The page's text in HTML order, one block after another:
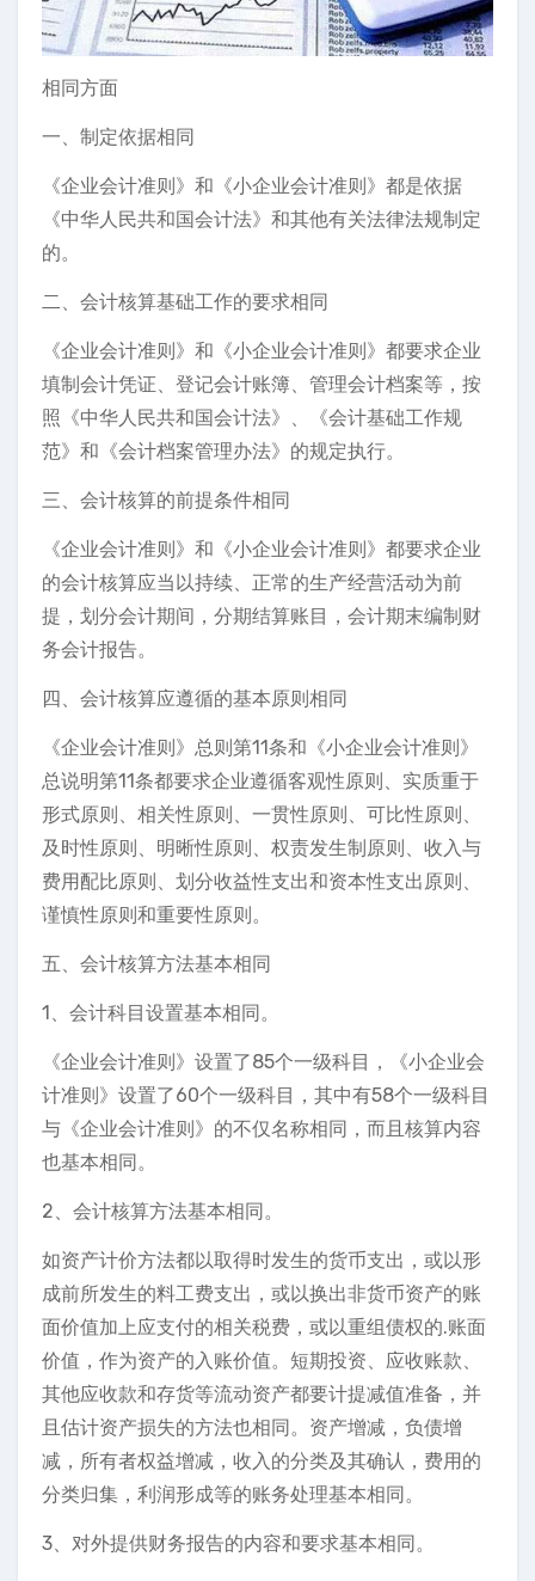
相同方面
一、制定依据相同
《企业会计准则》和《小企业会计准则》都是依据
《中华人民共和国会计法》和其他有关法律法规制定
的。
二、会计核算基础工作的要求相同
《企业会计准则》和《小企业会计准则》都要求企业
填制会计凭证、登记会计账簿、管理会计档案等，按
照《中华人民共和国会计法》、《会计基础工作规
范》和《会计档案管理办法》的规定执行。
三、会计核算的前提条件相同
《企业会计准则》和《小企业会计准则》都要求企业
的会计核算应当以持续、正常的生产经营活动为前
提，划分会计期间，分期结算账目，会计期末编制财
务会计报告。
四、会计核算应遵循的基本原则相同
《企业会计准则》总则第11条和《小企业会计准则》
总说明第11条都要求企业遵循客观性原则、实质重于
形式原则、相关性原则、一贯性原则、可比性原则、
及时性原则、明晰性原则、权责发生制原则、收入与
费用配比原则、划分收益性支出和资本性支出原则、
谨慎性原则和重要性原则。
五、会计核算方法基本相同
1、会计科目设置基本相同。
《企业会计准则》设置了85个一级科目，《小企业会
计准则》设置了60个一级科目，其中有58个一级科目
与《企业会计准则》的不仅名称相同，而且核算内容
也基本相同。
2、会计核算方法基本相同。
如资产计价方法都以取得时发生的货币支出，或以形
成前所发生的料工费支出，或以换出非货币资产的账
面价值加上应支付的相关税费，或以重组债权的.账面
价值，作为资产的入账价值。短期投资、应收账款、
其他应收款和存货等流动资产都要计提减值准备，并
且估计资产损失的方法也相同。资产增减，负债增
减，所有者权益增减，收入的分类及其确认，费用的
分类归集，利润形成等的账务处理基本相同。
3、对外提供财务报告的内容和要求基本相同。